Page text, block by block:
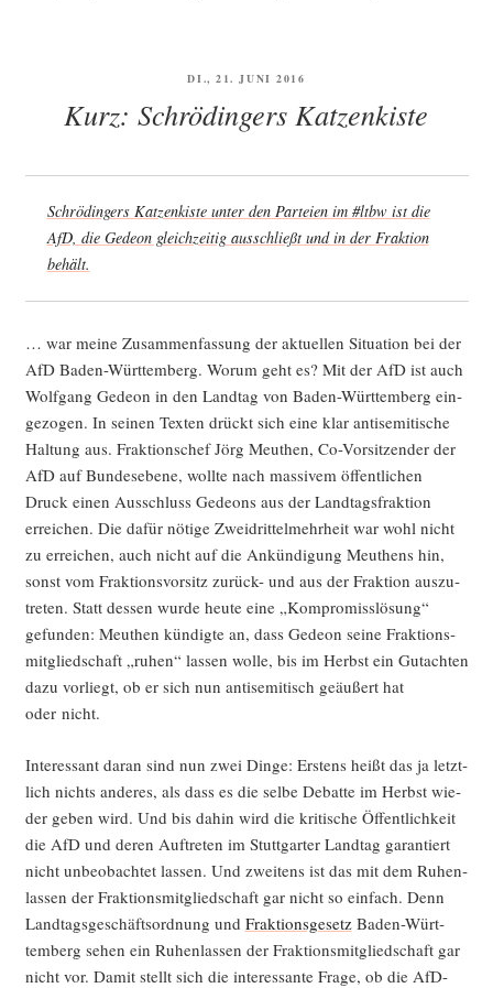
VERÖFFENTLICHT
DI., 21. JUNI 2016
Kurz: Schrödingers Katzenkiste
Schrö­din­gers Kat­zen­kis­te unter den Par­tei­en im #ltbw ist die
AfD, die Gede­on gleich­zei­tig aus­schließt und in der Frak­ti­on
behält.
… war mei­ne Zusam­men­fas­sung der aktu­el­len Situa­ti­on bei der
AfD Baden-Würt­tem­berg. Wor­um geht es? Mit der AfD ist auch
Wolf­gang Gede­on in den Land­tag von Baden-Würt­tem­berg ein­
ge­zo­gen. In sei­nen Tex­ten drückt sich eine klar anti­se­mi­ti­sche
Hal­tung aus. Frak­ti­ons­chef Jörg Meu­then, Co-Vor­sit­zen­der der
AfD auf Bun­des­ebe­ne, woll­te nach mas­si­vem öffent­li­chen
Druck einen Aus­schluss Gede­ons aus der Land­tags­frak­ti­on
errei­chen. Die dafür nöti­ge Zwei­drit­tel­mehr­heit war wohl nicht
zu errei­chen, auch nicht auf die Ankün­di­gung Meu­thens hin,
sonst vom Frak­ti­ons­vor­sitz zurück- und aus der Frak­ti­on aus­zu­
tre­ten. Statt des­sen wur­de heu­te eine „Kom­pro­miss­lö­sung“
gefun­den: Meu­then kün­dig­te an, dass Gede­on sei­ne Frak­ti­ons­
mit­glied­schaft „ruhen“ las­sen wol­le, bis im Herbst ein Gut­ach­ten
dazu vor­liegt, ob er sich nun anti­se­mi­tisch geäu­ßert hat
oder nicht.
Inter­es­sant dar­an sind nun zwei Din­ge: Ers­tens heißt das ja letzt­
lich nichts ande­res, als dass es die sel­be Debat­te im Herbst wie­
der geben wird. Und bis dahin wird die kri­ti­sche Öffent­lich­keit
die AfD und deren Auf­tre­ten im Stutt­gar­ter Land­tag garan­tiert
nicht unbe­ob­ach­tet las­sen. Und zwei­tens ist das mit dem Ruhen­
las­sen der Frak­ti­ons­mit­glied­schaft gar nicht so ein­fach. Denn
Land­tags­ge­schäfts­ord­nung und Frak­ti­ons­ge­setzBaden-Würt­
tem­berg sehen ein Ruhen­las­sen der Frak­ti­ons­mit­glied­schaft gar
nicht vor. Damit stellt sich die inter­es­san­te Fra­ge, ob die AfD-